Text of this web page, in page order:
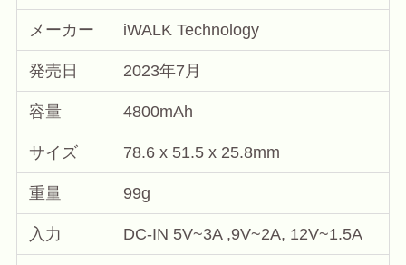
メーカー iWALK Technology
発売日 2023年7月
容量 4800mAh
サイズ 78.6 x 51.5 x 25.8mm
重量 99g
入力 DC-IN 5V~3A ,9V~2A, 12V~1.5A